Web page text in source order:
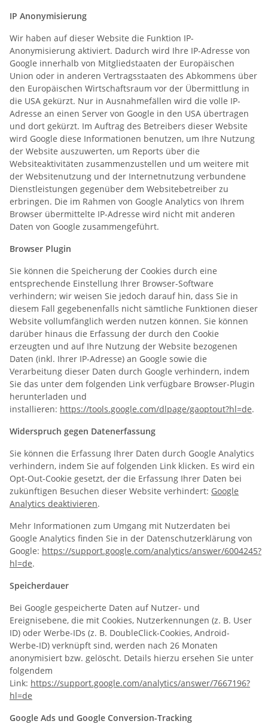
IP Anonymisierung
Wir haben auf dieser Website die Funktion IP-
Anonymisierung aktiviert. Dadurch wird Ihre IP-Adresse von
Google innerhalb von Mitgliedstaaten der Europäischen
Union oder in anderen Vertragsstaaten des Abkommens über
den Europäischen Wirtschaftsraum vor der Übermittlung in
die USA gekürzt. Nur in Ausnahmefällen wird die volle IP-
Adresse an einen Server von Google in den USA übertragen
und dort gekürzt. Im Auftrag des Betreibers dieser Website
wird Google diese Informationen benutzen, um Ihre Nutzung
der Website auszuwerten, um Reports über die
Websiteaktivitäten zusammenzustellen und um weitere mit
der Websitenutzung und der Internetnutzung verbundene
Dienstleistungen gegenüber dem Websitebetreiber zu
erbringen. Die im Rahmen von Google Analytics von Ihrem
Browser übermittelte IP-Adresse wird nicht mit anderen
Daten von Google zusammengeführt.
Browser Plugin
Sie können die Speicherung der Cookies durch eine
entsprechende Einstellung Ihrer Browser-Software
verhindern; wir weisen Sie jedoch darauf hin, dass Sie in
diesem Fall gegebenenfalls nicht sämtliche Funktionen dieser
Website vollumfänglich werden nutzen können. Sie können
darüber hinaus die Erfassung der durch den Cookie
erzeugten und auf Ihre Nutzung der Website bezogenen
Daten (inkl. Ihrer IP-Adresse) an Google sowie die
Verarbeitung dieser Daten durch Google verhindern, indem
Sie das unter dem folgenden Link verfügbare Browser-Plugin
herunterladen und
installieren: https://tools.google.com/dlpage/gaoptout?hl=de.
Widerspruch gegen Datenerfassung
Sie können die Erfassung Ihrer Daten durch Google Analytics
verhindern, indem Sie auf folgenden Link klicken. Es wird ein
Opt-Out-Cookie gesetzt, der die Erfassung Ihrer Daten bei
zukünftigen Besuchen dieser Website verhindert: Google
Analytics deaktivieren.
Mehr Informationen zum Umgang mit Nutzerdaten bei
Google Analytics finden Sie in der Datenschutzerklärung von
Google: https://support.google.com/analytics/answer/6004245?
hl=de.
Speicherdauer
Bei Google gespeicherte Daten auf Nutzer- und
Ereignisebene, die mit Cookies, Nutzerkennungen (z. B. User
ID) oder Werbe-IDs (z. B. DoubleClick-Cookies, Android-
Werbe-ID) verknüpft sind, werden nach 26 Monaten
anonymisiert bzw. gelöscht. Details hierzu ersehen Sie unter
folgendem
Link: https://support.google.com/analytics/answer/7667196?
hl=de
Google Ads und Google Conversion-Tracking